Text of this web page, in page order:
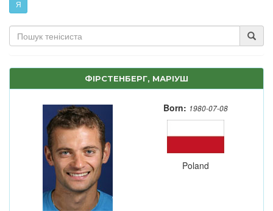
Я
ФІРСТЕНБЕРГ, МАРІУШ
Born: 1980-07-08
Poland